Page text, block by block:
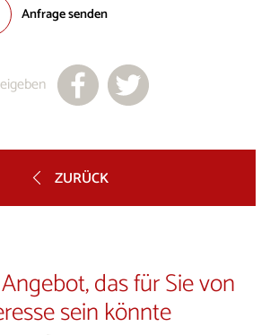
Anfrage senden
ZURÜCK
das für Sie von
sein könnte